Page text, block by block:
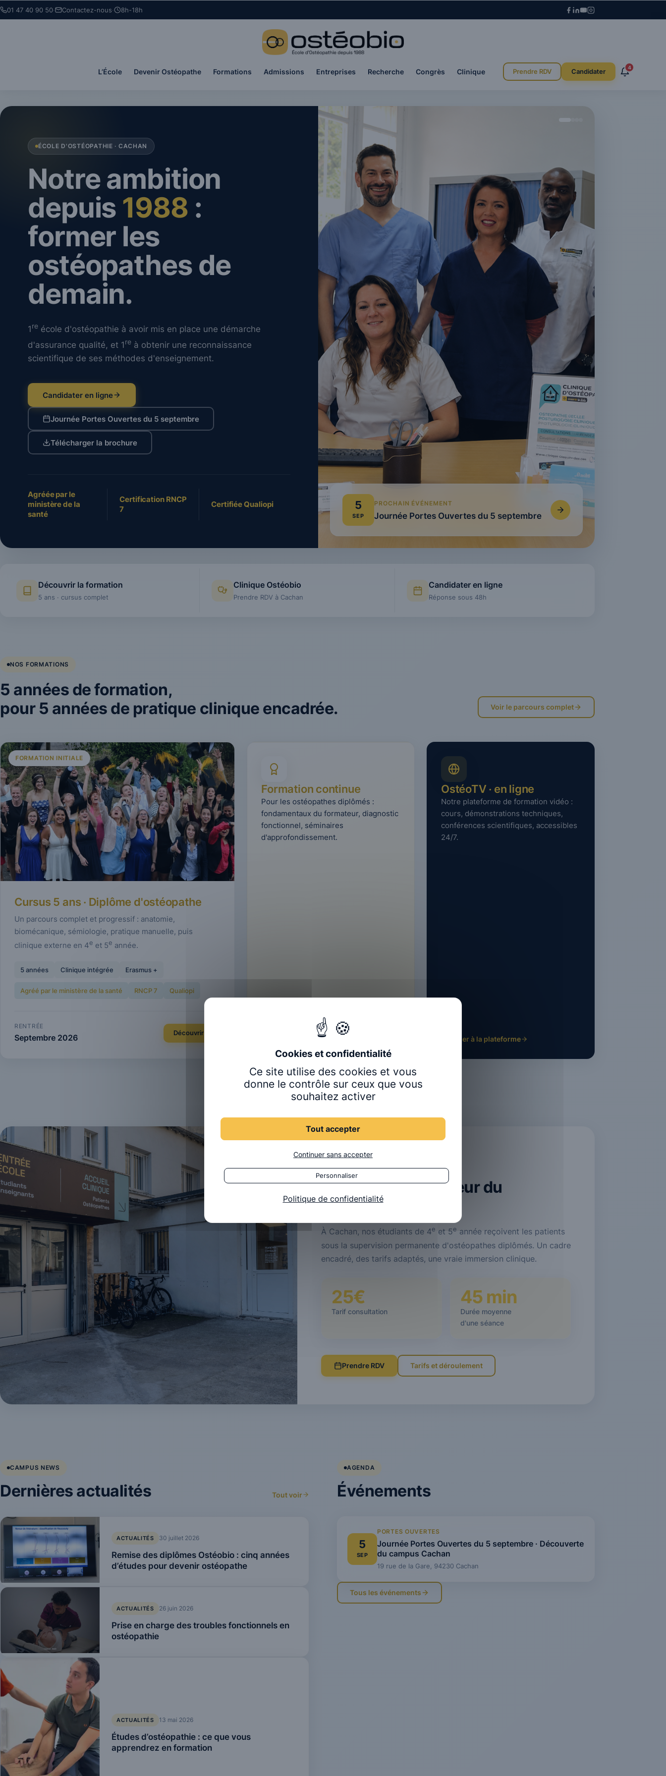
01 47 40 90 50· Contactez-nous· 8h-18h
L’École Devenir Ostéopathe Formations Admissions Entreprises Recherche Congrès Clinique Prendre RDV Candidater
4
ÉCOLE D'OSTÉOPATHIE · CACHAN
Notre ambition
depuis 1988 :
former les
ostéopathes de
demain.
1re école d'ostéopathie à avoir mis en place une démarche
d'assurance qualité, et 1re à obtenir une reconnaissance
scientifique de ses méthodes d'enseignement.
Candidater en ligne
Journée Portes Ouvertes du 5 septembre
Télécharger la brochure
Agréée par le
ministère de la
santé
Certification RNCP
7
Certifiée Qualiopi 5
SEP
PROCHAIN ÉVÉNEMENT
Journée Portes Ouvertes du 5 septembre
Découvrir la formation
5 ans · cursus complet
Clinique Ostéobio
Prendre RDV à Cachan
Candidater en ligne
Réponse sous 48h
NOS FORMATIONS
5 années de formation,
pour 5 années de pratique clinique encadrée.
Voir le parcours complet
FORMATION INITIALE
Cursus 5 ans · Diplôme d'ostéopathe
Un parcours complet et progressif : anatomie,
biomécanique, sémiologie, pratique manuelle, puis
clinique externe en 4e et 5e année.
5 années Clinique intégrée Erasmus +
Agréé par le ministère de la santé RNCP 7 Qualiopi
RENTRÉE
Septembre 2026 Découvrir
Formation continue
Pour les ostéopathes diplômés :
fondamentaux du formateur, diagnostic
fonctionnel, séminaires
d'approfondissement.
Diagnostic fonctionnel
Voir les modules
OstéoTV · en ligne
Notre plateforme de formation vidéo :
cours, démonstrations techniques,
conférences scientifiques, accessibles
24/7.
Accéder à la plateforme
Une clinique au cœur du
parcours étudiant.
À Cachan, nos étudiants de 4e et 5e année reçoivent les patients
sous la supervision permanente d'ostéopathes diplômés. Un cadre
encadré, des tarifs adaptés, une vraie immersion clinique.
25€
Tarif consultation
45 min
Durée moyenne
d'une séance
Prendre RDV Tarifs et déroulement
CAMPUS NEWS
Dernières actualités Tout voir
ACTUALITÉS 30 juillet 2026
Remise des diplômes Ostéobio : cinq années
d’études pour devenir ostéopathe
ACTUALITÉS 26 juin 2026
Prise en charge des troubles fonctionnels en
ostéopathie
ACTUALITÉS 13 mai 2026
Études d’ostéopathie : ce que vous
apprendrez en formation
AGENDA
Événements
5
SEP
PORTES OUVERTES
Journée Portes Ouvertes du 5 septembre · Découverte
du campus Cachan
19 rue de la Gare, 94230 Cachan
Tous les événements
Panneau de gestion des cookies
Ce site utilise des cookies et vous
donne le contrôle sur ceux que vous
souhaitez activer
Tout accepter
Continuer sans accepter
Personnaliser
Politique de confidentialité